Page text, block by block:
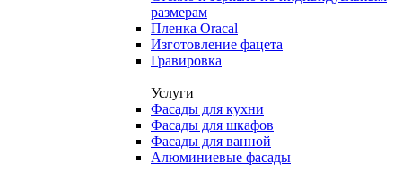
размерам
Пленка Oracal
Изготовление фацета
Гравировка
Услуги
Фасады для кухни
Фасады для шкафов
Фасады для ванной
Алюминиевые фасады